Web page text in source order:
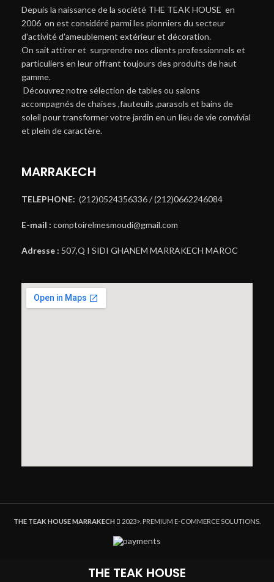
Depuis la naissance de la société THE TEAK HOUSE en
2006 on est considéré parmi les pionniers du secteur
d'activité d'ameublement extérieur et décoration.
On sait attirer et surprendre nos clients professionnels et
particuliers en leur offrant toujours des produits de haut
gamme.
Découvrez notre sélection de tables ou salons
accompagnés de chaises ,fauteuils ,parasols et bains de
soleil pour transformer votre jardin en un lieu de vie convivial
et plein de caractère.
MARRAKECH
TELEPHONE: (212)0524356336 / (212)0662246084
E-mail : comptoirelmesmoudi@gmail.com
Adresse : 507,Q I SIDI GHANEM MARRAKECH MAROC
THE TEAK HOUSE MARRAKECH 2023>. PREMIUM E-COMMERCE SOLUTIONS.
THE TEAK HOUSE